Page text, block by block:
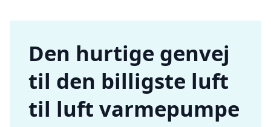
Den hurtige genvej
til den billigste luft
til luft varmepumpe